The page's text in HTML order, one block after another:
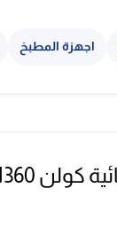
اجهزة المطبخ